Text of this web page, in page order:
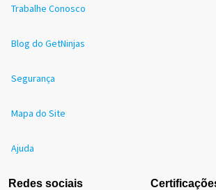
Trabalhe Conosco
Blog do GetNinjas
Segurança
Mapa do Site
Ajuda
Redes sociais